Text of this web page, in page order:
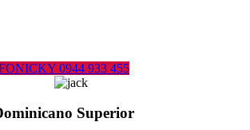
0944 933 455
Superior